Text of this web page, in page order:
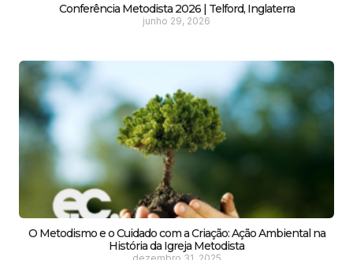
Conferência Metodista 2026 | Telford, Inglaterra
junho 29, 2026
O Metodismo e o Cuidado com a Criação: Ação Ambiental na
História da Igreja Metodista